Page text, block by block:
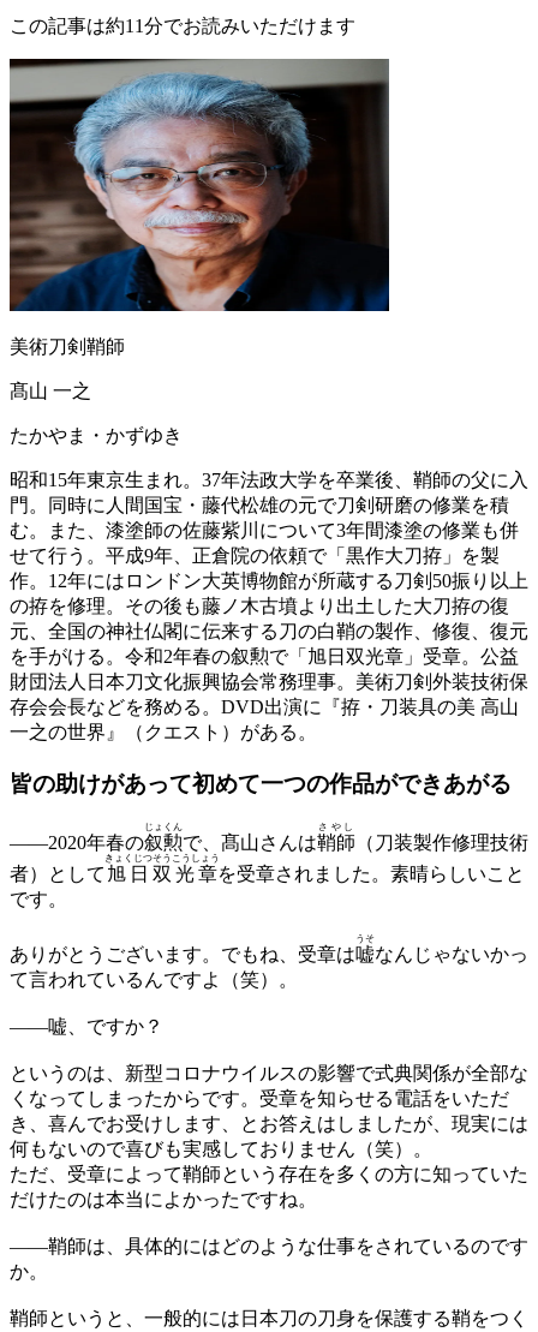
この記事は約11分でお読みいただけます
美術刀剣鞘師
髙山 一之
たかやま・かずゆき
昭和15年東京生まれ。37年法政大学を卒業後、鞘師の父に入
門。同時に人間国宝・藤代松雄の元で刀剣研磨の修業を積
む。また、漆塗師の佐藤紫川について3年間漆塗の修業も併
せて行う。平成9年、正倉院の依頼で「黒作大刀拵」を製
作。12年にはロンドン大英博物館が所蔵する刀剣50振り以上
の拵を修理。その後も藤ノ木古墳より出土した大刀拵の復
元、全国の神社仏閣に伝来する刀の白鞘の製作、修復、復元
を手がける。令和2年春の叙勲で「旭日双光章」受章。公益
財団法人日本刀文化振興協会常務理事。美術刀剣外装技術保
存会会長などを務める。DVD出演に『拵・刀装具の美 高山
一之の世界』（クエスト）がある。
皆の助けがあって初めて一つの作品ができあがる
——2020年春の叙勲
じょくん
で、髙山さんは鞘師
さやし
（刀装製作修理技術
者）として 旭日双光章
きょくじつそうこうしょう
を受章されました。素晴らしいこと
です。
ありがとうございます。でもね、受章は嘘
うそ
なんじゃないかっ
て言われているんですよ（笑）。
——嘘、ですか？
というのは、新型コロナウイルスの影響で式典関係が全部な
くなってしまったからです。受章を知らせる電話をいただ
き、喜んでお受けします、とお答えはしましたが、現実には
何もないので喜びも実感しておりません（笑）。
ただ、受章によって鞘師という存在を多くの方に知っていた
だけたのは本当によかったですね。
——鞘師は、具体的にはどのような仕事をされているのです
か。
鞘師というと、一般的には日本刀の刀身を保護する鞘をつく